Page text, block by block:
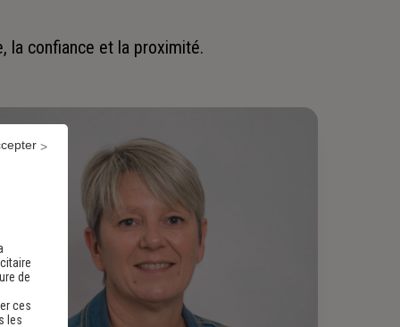
la confiance et la proximité.
de
ces
les